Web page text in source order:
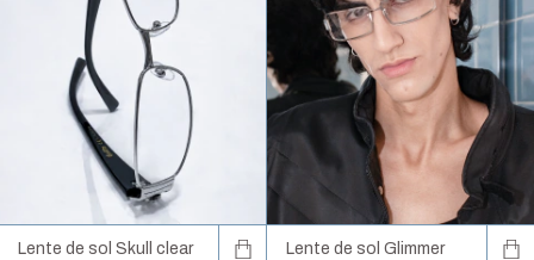
Lente de sol Skull clear Lente de sol Glimmer